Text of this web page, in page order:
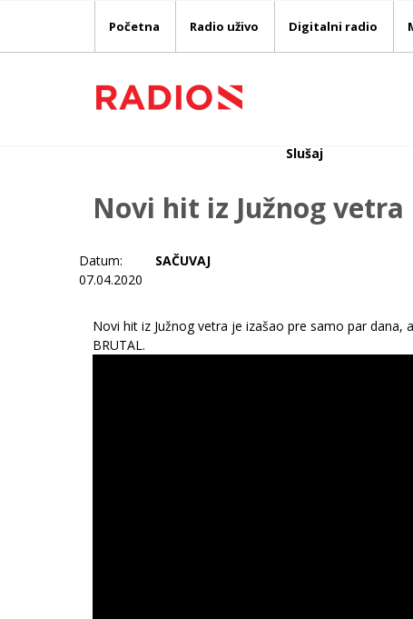
Početna Radio uživo Digitalni radio
Slušaj
Novi hit iz Južnog vetra
Datum:
07.04.2020
SAČUVAJ
Novi hit iz Južnog vetra je izašao pre samo par dana,
BRUTAL.